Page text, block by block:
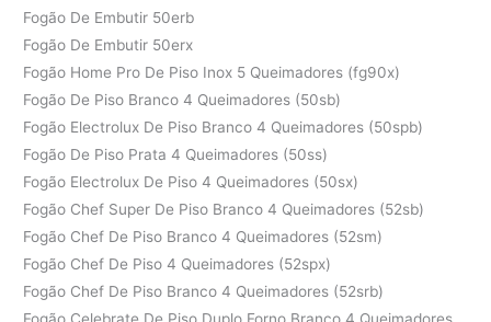
Fogão De Embutir 50erb
Fogão De Embutir 50erx
Fogão Home Pro De Piso Inox 5 Queimadores (fg90x)
Fogão De Piso Branco 4 Queimadores (50sb)
Fogão Electrolux De Piso Branco 4 Queimadores (50spb)
Fogão De Piso Prata 4 Queimadores (50ss)
Fogão Electrolux De Piso 4 Queimadores (50sx)
Fogão Chef Super De Piso Branco 4 Queimadores (52sb)
Fogão Chef De Piso Branco 4 Queimadores (52sm)
Fogão Chef De Piso 4 Queimadores (52spx)
Fogão Chef De Piso Branco 4 Queimadores (52srb)